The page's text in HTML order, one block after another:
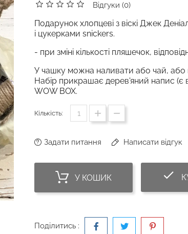
Відгуки (0)
Подарунок хлопцеві з віскі Джек
і цукерками snickers.
- при зміні кількості пляшечок,
У чашку можна наливати або чай, або
Набір прикрашає дерев'яний напис (є
WOW BOX.
Кількість:
Задати питання Написати відгук
У КОШИК
Поділитись :